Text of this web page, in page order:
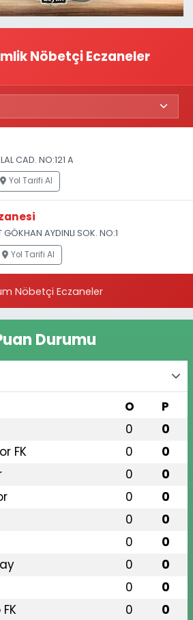
Nöbetçi Eczaneler
CAD. NO:121 A
Yol Tarifi Al
GÖKHAN AYDINLI SOK. NO:1
Yol Tarifi Al
Nöbetçi Eczaneler
Durumu
O P
0 0
FK 0 0
0 0
0 0
0 0
0 0
0 0
0 0
0 0